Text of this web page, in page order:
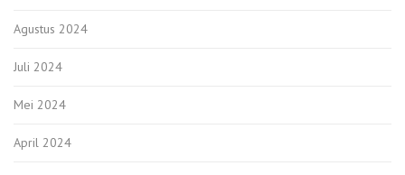
Agustus 2024
Juli 2024
Mei 2024
April 2024